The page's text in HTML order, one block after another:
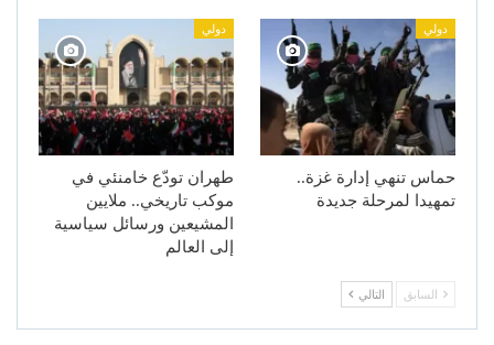
دولي
حماس تنهي إدارة غزة..
تمهيدا لمرحلة جديدة
دولي
طهران تودّع خامنئي في
موكب تاريخي.. ملايين
المشيعين ورسائل سياسية
إلى العالم
السابق التالي